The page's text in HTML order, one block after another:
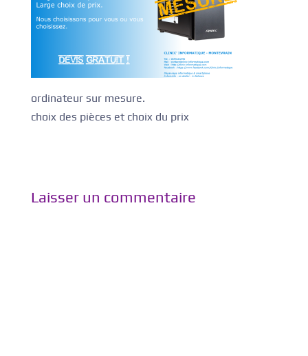
ordinateur sur mesure.
choix des pièces et choix du prix
Laisser un commentaire